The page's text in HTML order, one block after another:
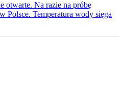
otwarte. Na razie na próbę
Polsce. Temperatura wody sięga